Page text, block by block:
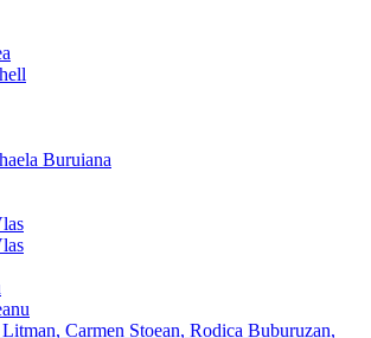
Buruiana
Carmen Stoean, Rodica Buburuzan,